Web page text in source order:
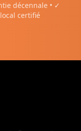
décennale • ✓
certifié